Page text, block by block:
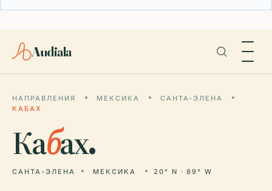
Audiala
НАПРАВЛЕНИЯ МЕКСИКА
САНТА-ЭЛЕНА
КАБАХ
Кабах.
САНТА-ЭЛЕНА МЕКСИКА 20° N · 89° W